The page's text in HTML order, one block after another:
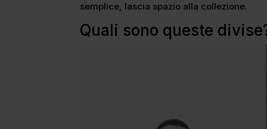
semplice, lascia spazio alla collezione.
Quali sono queste